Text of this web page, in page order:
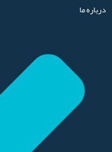
درباره ما